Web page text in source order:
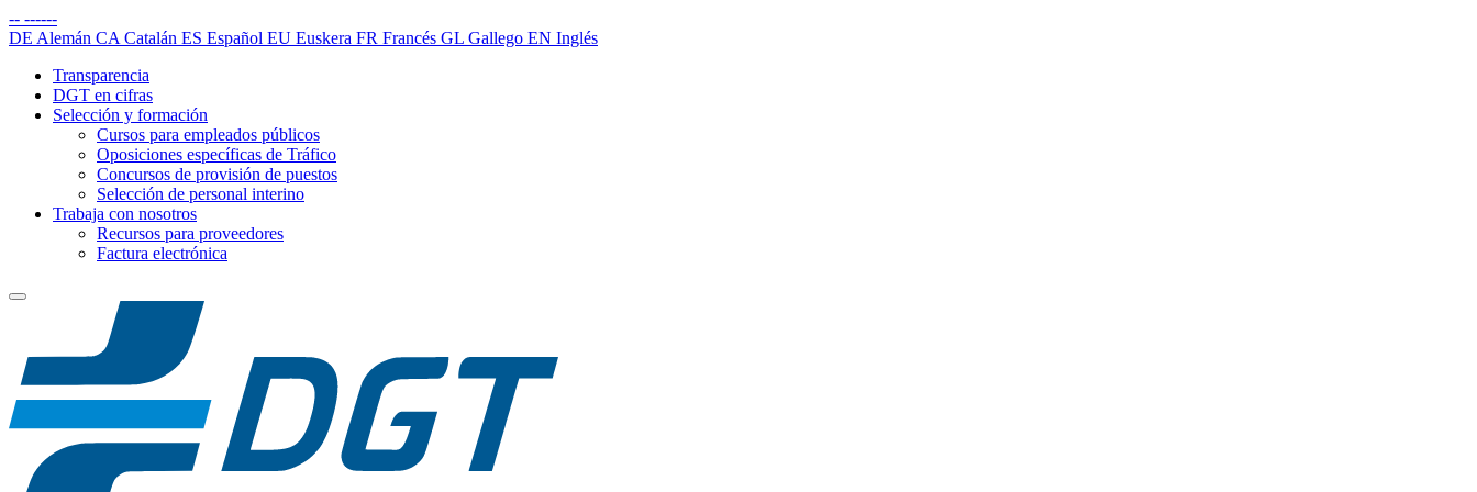
-- ------
DE Alemán CA Catalán ES Español EU Euskera FR Francés GL Gallego EN Inglés
Transparencia
DGT en cifras
Selección y formación
Cursos para empleados públicos
Oposiciones específicas de Tráfico
Concursos de provisión de puestos
Selección de personal interino
Trabaja con nosotros
Recursos para proveedores
Factura electrónica